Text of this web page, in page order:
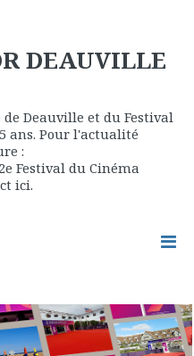
DEAUVILLE
Deauville et du Festival
ans. Pour l'actualité
:
Festival du Cinéma
ici.